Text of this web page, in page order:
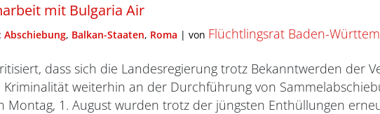
mit Bulgaria Air
Abschiebung, Balkan-Staaten, Roma | von Flüchtlingsrat Baden-
dass sich die Landesregierung trotz Bekanntwerden der
weiterhin an der Durchführung von
Montag, 1. August wurden trotz der jüngsten Enthüllungen